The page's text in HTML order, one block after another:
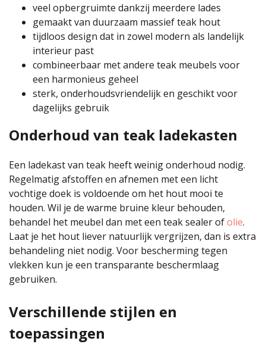
veel opbergruimte dankzij meerdere lades
gemaakt van duurzaam massief teak hout
tijdloos design dat in zowel modern als landelijk
interieur past
combineerbaar met andere teak meubels voor
een harmonieus geheel
sterk, onderhoudsvriendelijk en geschikt voor
dagelijks gebruik
Onderhoud van teak ladekasten
Een ladekast van teak heeft weinig onderhoud nodig.
Regelmatig afstoffen en afnemen met een licht
vochtige doek is voldoende om het hout mooi te
houden. Wil je de warme bruine kleur behouden,
behandel het meubel dan met een teak sealer ofolie.
Laat je het hout liever natuurlijk vergrijzen, dan is extra
behandeling niet nodig. Voor bescherming tegen
vlekken kun je een transparante beschermlaag
gebruiken.
Verschillende stijlen en
toepassingen